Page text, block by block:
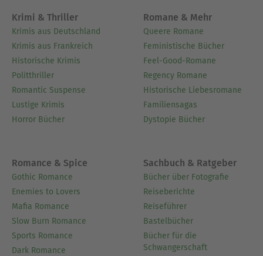
Krimi & Thriller
Krimis aus Deutschland
Krimis aus Frankreich
Historische Krimis
Politthriller
Romantic Suspense
Lustige Krimis
Horror Bücher
Romane & Mehr
Queere Romane
Feministische Bücher
Feel-Good-Romane
Regency Romane
Historische Liebesromane
Familiensagas
Dystopie Bücher
Romance & Spice
Gothic Romance
Enemies to Lovers
Mafia Romance
Slow Burn Romance
Sports Romance
Dark Romance
Sachbuch & Ratgeber
Bücher über Fotografie
Reiseberichte
Reiseführer
Bastelbücher
Bücher für die
Schwangerschaft